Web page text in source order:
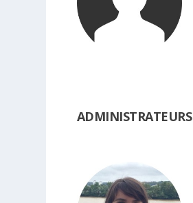
ADMINISTRATEURS